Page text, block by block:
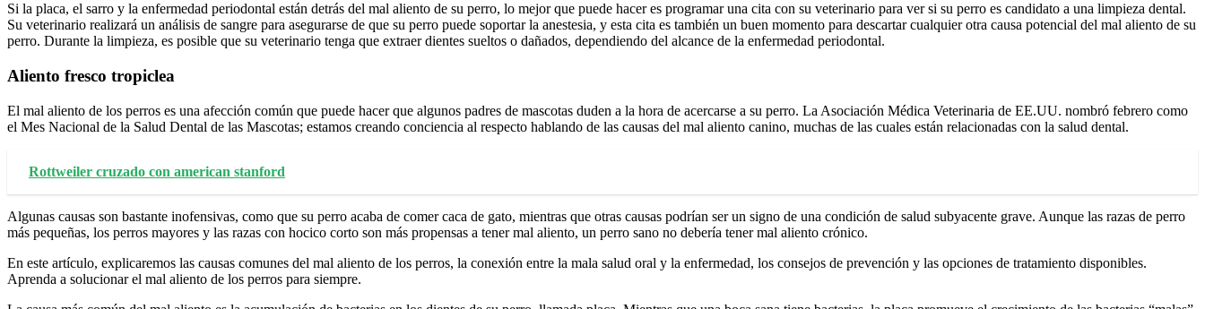
Si la placa, el sarro y la enfermedad periodontal están detrás del mal aliento de su perro, lo mejor que puede hacer es programar una cita con su veterinario para ver si su perro es candidato a una limpieza dental.
Su veterinario realizará un análisis de sangre para asegurarse de que su perro puede soportar la anestesia, y esta cita es también un buen momento para descartar cualquier otra causa potencial del mal aliento de su
perro. Durante la limpieza, es posible que su veterinario tenga que extraer dientes sueltos o dañados, dependiendo del alcance de la enfermedad periodontal.
Aliento fresco tropiclea
El mal aliento de los perros es una afección común que puede hacer que algunos padres de mascotas duden a la hora de acercarse a su perro. La Asociación Médica Veterinaria de EE.UU. nombró febrero como
el Mes Nacional de la Salud Dental de las Mascotas; estamos creando conciencia al respecto hablando de las causas del mal aliento canino, muchas de las cuales están relacionadas con la salud dental.
Rottweiler cruzado con american stanford
Algunas causas son bastante inofensivas, como que su perro acaba de comer caca de gato, mientras que otras causas podrían ser un signo de una condición de salud subyacente grave. Aunque las razas de perro
más pequeñas, los perros mayores y las razas con hocico corto son más propensas a tener mal aliento, un perro sano no debería tener mal aliento crónico.
En este artículo, explicaremos las causas comunes del mal aliento de los perros, la conexión entre la mala salud oral y la enfermedad, los consejos de prevención y las opciones de tratamiento disponibles.
Aprenda a solucionar el mal aliento de los perros para siempre.